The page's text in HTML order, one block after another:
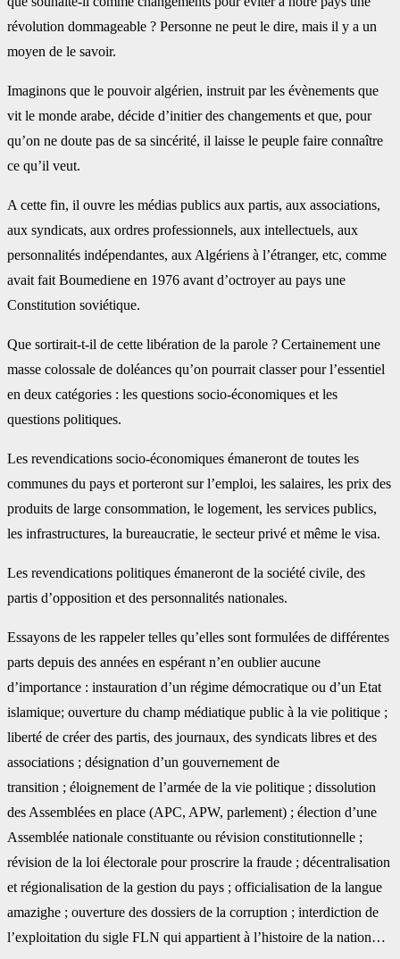
révolution dommageable ? Personne ne peut le dire, mais il y a un
moyen de le savoir.
Imaginons que le pouvoir algérien, instruit par les évènements que
vit le monde arabe, décide d’initier des changements et que, pour
qu’on ne doute pas de sa sincérité, il laisse le peuple faire connaître
ce qu’il veut.
A cette fin, il ouvre les médias publics aux partis, aux associations,
aux syndicats, aux ordres professionnels, aux intellectuels, aux
personnalités indépendantes, aux Algériens à l’étranger, etc, comme
avait fait Boumediene en 1976 avant d’octroyer au pays une
Constitution soviétique.
Que sortirait-t-il de cette libération de la parole ? Certainement une
masse colossale de doléances qu’on pourrait classer pour l’essentiel
en deux catégories : les questions socio-économiques et les
questions politiques.
Les revendications socio-économiques émaneront de toutes les
communes du pays et porteront sur l’emploi, les salaires, les prix des
produits de large consommation, le logement, les services publics,
les infrastructures, la bureaucratie, le secteur privé et même le visa.
Les revendications politiques émaneront de la société civile, des
partis d’opposition et des personnalités nationales.
Essayons de les rappeler telles qu’elles sont formulées de différentes
parts depuis des années en espérant n’en oublier aucune
d’importance : instauration d’un régime démocratique ou d’un Etat
islamique; ouverture du champ médiatique public à la vie politique ;
liberté de créer des partis, des journaux, des syndicats libres et des
associations ; désignation d’un gouvernement de
transition ; éloignement de l’armée de la vie politique ; dissolution
des Assemblées en place (APC, APW, parlement) ; élection d’une
Assemblée nationale constituante ou révision constitutionnelle ;
révision de la loi électorale pour proscrire la fraude ; décentralisation
et régionalisation de la gestion du pays ; officialisation de la langue
amazighe ; ouverture des dossiers de la corruption ; interdiction de
l’exploitation du sigle FLN qui appartient à l’histoire de la nation…